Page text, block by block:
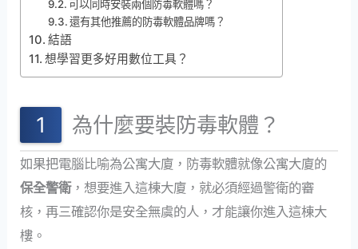
可以同時安裝兩個防毒軟體嗎？
還有其他推薦的防毒軟體品牌嗎？
結語
想學習更多好用數位工具？
為什麼要裝防毒軟體？
如果把電腦比喻為公寓大廈，防毒軟體就像公寓大廈的
保全警衛，想要進入這棟大廈，就必須經過警衛的審
核，再三確認你是安全無虞的人，才能讓你進入這棟大
樓。